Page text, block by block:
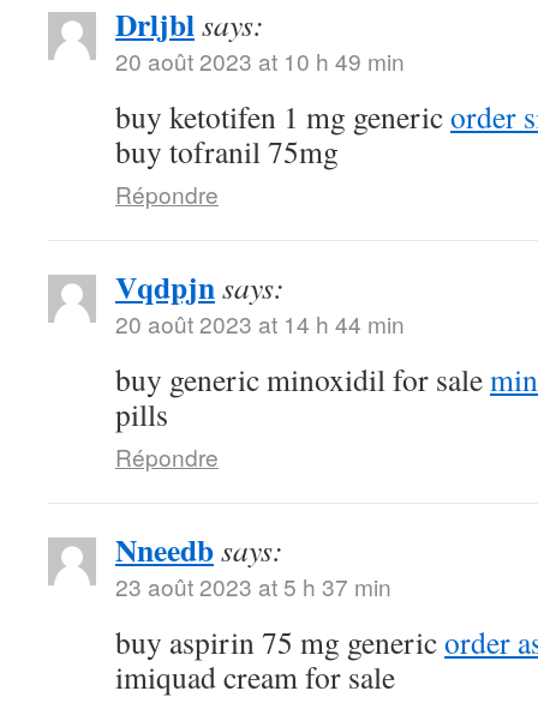
Drljblsays:
20 août 2023 at 10 h 49 min
buy ketotifen 1 mg genericorder
buy tofranil 75mg
Répondre
Vqdpjnsays:
20 août 2023 at 14 h 44 min
buy generic minoxidil for sale
pills
Répondre
Nneedbsays:
23 août 2023 at 5 h 37 min
buy aspirin 75 mg genericorder
imiquad cream for sale